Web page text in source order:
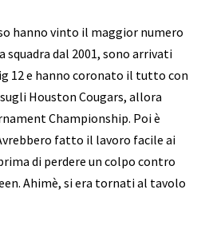
hanno vinto il maggior numero
dal 2001, sono arrivati
12 e hanno coronato il tutto con
Houston Cougars, allora
Championship. Poi è
fatto il lavoro facile ai
di perdere un colpo contro
Ahimè, si era tornati al tavolo